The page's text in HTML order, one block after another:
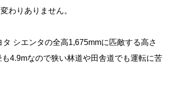
わりありません。
タ シエンタの全高1,675mmに匹敵する高さ
4.9mなので狭い林道や田舎道でも運転に苦